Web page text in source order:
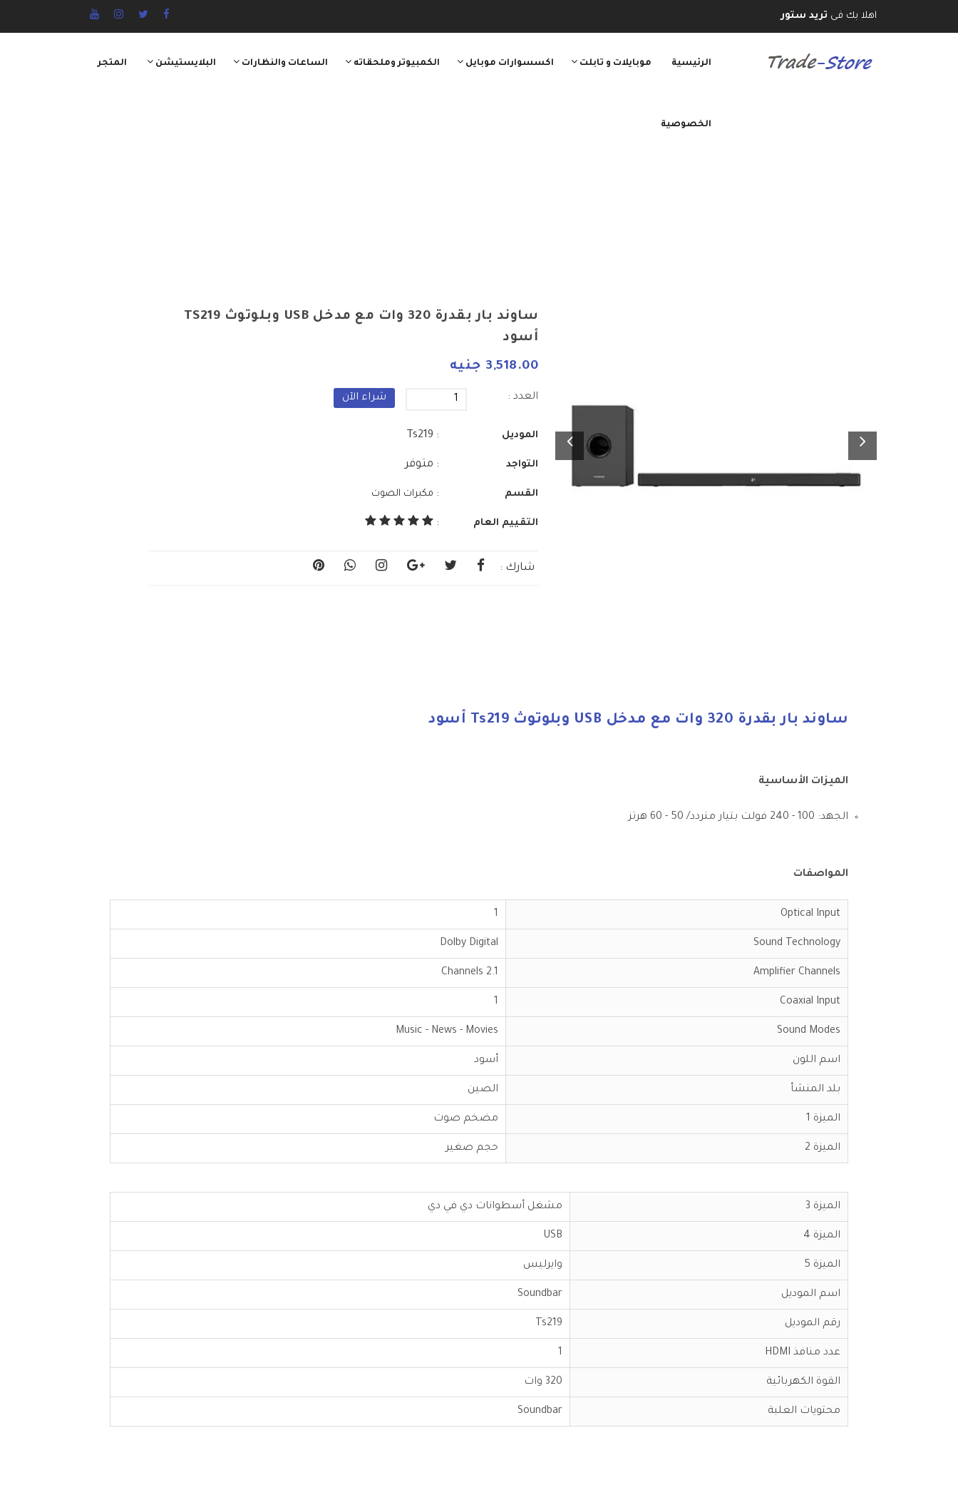
اهلا بك فى تريد ستور
الرئيسية موبايلات و تابلت اكسسوارات موبايل الكمبيوتر وملحقاته الساعات والنظارات البلايستيشن المتجر
الخصوصية
ساوند بار بقدرة 320 وات مع مدخل USB وبلوتوث TS219
أسود
3,518.00 جنيه
العدد : شراء الآن
الموديل : Ts219
التواجد : متوفر
القسم : مكبرات الصوت
التقييم العام :
شارك :
ساوند بار بقدرة 320 وات مع مدخل USB وبلوتوث Ts219 أسود
الميزات الأساسية
الجهد: 100 - 240 فولت بتيار متردد/ 50 - 60 هرتز
المواصفات
Optical Input
1
Sound Technology
Dolby Digital
Amplifier Channels
2.1 Channels
Coaxial Input
1
Sound Modes
Music - News - Movies
اسم اللون أسود
بلد المنشأ الصين
الميزة 1 مضخم صوت
الميزة 2 حجم صغير
الميزة 3 مشغل أسطوانات دي في دي
الميزة 4 USB
الميزة 5 وايرليس
اسم الموديل Soundbar
رقم الموديل Ts219
عدد منافذ HDMI 1
القوة الكهربائية 320 وات
محتويات العلبة Soundbar